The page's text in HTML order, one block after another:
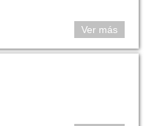
Ver más